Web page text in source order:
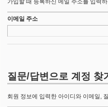
가입할 때 등록하신 메일 주소를 입력
이메일 주소
질문/답변으로 계정 찾
회원 정보에 입력한 아이디와 이메일,